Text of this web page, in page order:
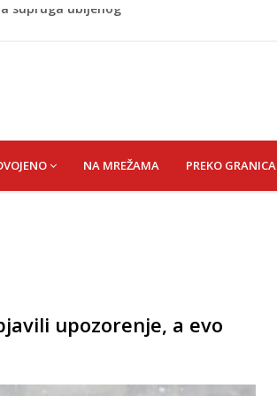
sam poniženje
supruga ubijenog
NA MREŽAMA PREKO GRANICA
upozorenje, a evo